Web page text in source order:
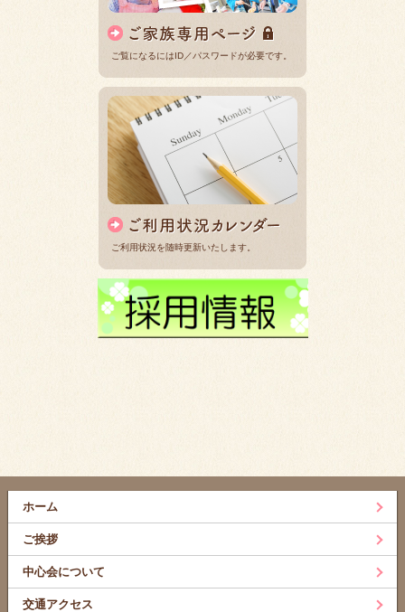
ご覧になるにはID／パスワードが必要です。
ご利用状況を随時更新いたします。
ホーム
ご挨拶
中心会について
交通アクセス